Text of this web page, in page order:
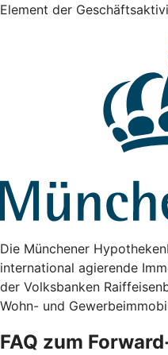
Element der
Die Münchener
international agierende
der Volksbanken
Wohn- und
FAQ zum